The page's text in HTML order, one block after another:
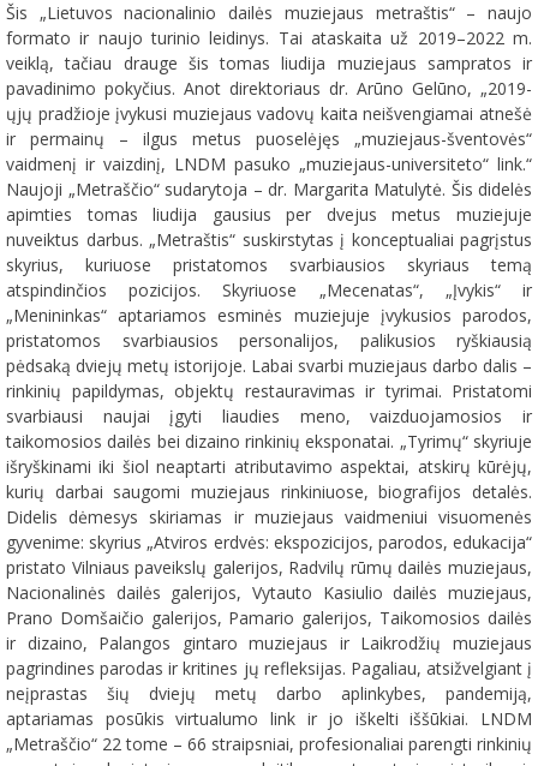
Šis „Lietuvos nacionalinio dailės muziejaus metraštis“ – naujo
formato ir naujo turinio leidinys. Tai ataskaita už 2019–2022 m.
veiklą, tačiau drauge šis tomas liudija muziejaus sampratos ir
pavadinimo pokyčius. Anot direktoriaus dr. Arūno Gelūno, „2019-
ųjų pradžioje įvykusi muziejaus vadovų kaita neišvengiamai atnešė
ir permainų – ilgus metus puoselėjęs „muziejaus-šventovės“
vaidmenį ir vaizdinį, LNDM pasuko „muziejaus-universiteto“ link.“
Naujoji „Metraščio“ sudarytoja – dr. Margarita Matulytė. Šis didelės
apimties tomas liudija gausius per dvejus metus muziejuje
nuveiktus darbus. „Metraštis“ suskirstytas į konceptualiai pagrįstus
skyrius, kuriuose pristatomos svarbiausios skyriaus temą
atspindinčios pozicijos. Skyriuose „Mecenatas“, „Įvykis“ ir
„Menininkas“ aptariamos esminės muziejuje įvykusios parodos,
pristatomos svarbiausios personalijos, palikusios ryškiausią
pėdsaką dviejų metų istorijoje. Labai svarbi muziejaus darbo dalis –
rinkinių papildymas, objektų restauravimas ir tyrimai. Pristatomi
svarbiausi naujai įgyti liaudies meno, vaizduojamosios ir
taikomosios dailės bei dizaino rinkinių eksponatai. „Tyrimų“ skyriuje
išryškinami iki šiol neaptarti atributavimo aspektai, atskirų kūrėjų,
kurių darbai saugomi muziejaus rinkiniuose, biografijos detalės.
Didelis dėmesys skiriamas ir muziejaus vaidmeniui visuomenės
gyvenime: skyrius „Atviros erdvės: ekspozicijos, parodos, edukacija“
pristato Vilniaus paveikslų galerijos, Radvilų rūmų dailės muziejaus,
Nacionalinės dailės galerijos, Vytauto Kasiulio dailės muziejaus,
Prano Domšaičio galerijos, Pamario galerijos, Taikomosios dailės
ir dizaino, Palangos gintaro muziejaus ir Laikrodžių muziejaus
pagrindines parodas ir kritines jų refleksijas. Pagaliau, atsižvelgiant į
neįprastas šių dviejų metų darbo aplinkybes, pandemiją,
aptariamas posūkis virtualumo link ir jo iškelti iššūkiai. LNDM
„Metraščio“ 22 tome – 66 straipsniai, profesionaliai parengti rinkinių